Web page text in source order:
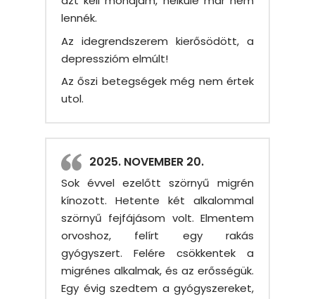
lennék.
Az idegrendszerem kierősödött, a
depresszióm elmúlt!
Az őszi betegségek még nem értek
utol.
2025. NOVEMBER 20.
Sok évvel ezelőtt szörnyű migrén
kínozott. Hetente két alkalommal
szörnyű fejfájásom volt. Elmentem
orvoshoz, felírt egy rakás
gyógyszert. Felére csökkentek a
migrénes alkalmak, és az erősségük.
Egy évig szedtem a gyógyszereket,